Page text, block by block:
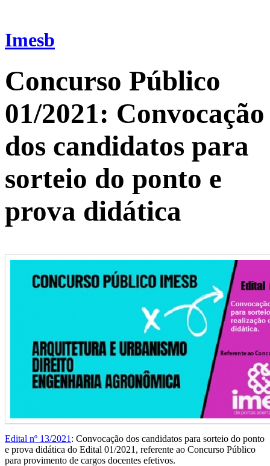
Imesb
Concurso Público
01/2021: Convocação
dos candidatos para
sorteio do ponto e
prova didática
Edital nº 13/2021 : Convocação dos candidatos para sorteio do ponto
e prova didática do Edital 01/2021, referente ao Concurso Público
para provimento de cargos docentes efetivos.